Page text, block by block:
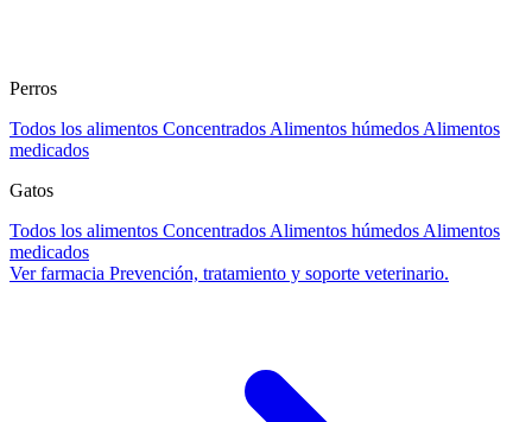
Perros
Todos los alimentos Concentrados Alimentos húmedos Alimentos
medicados
Gatos
Todos los alimentos Concentrados Alimentos húmedos Alimentos
medicados
Ver farmacia Prevención, tratamiento y soporte veterinario.